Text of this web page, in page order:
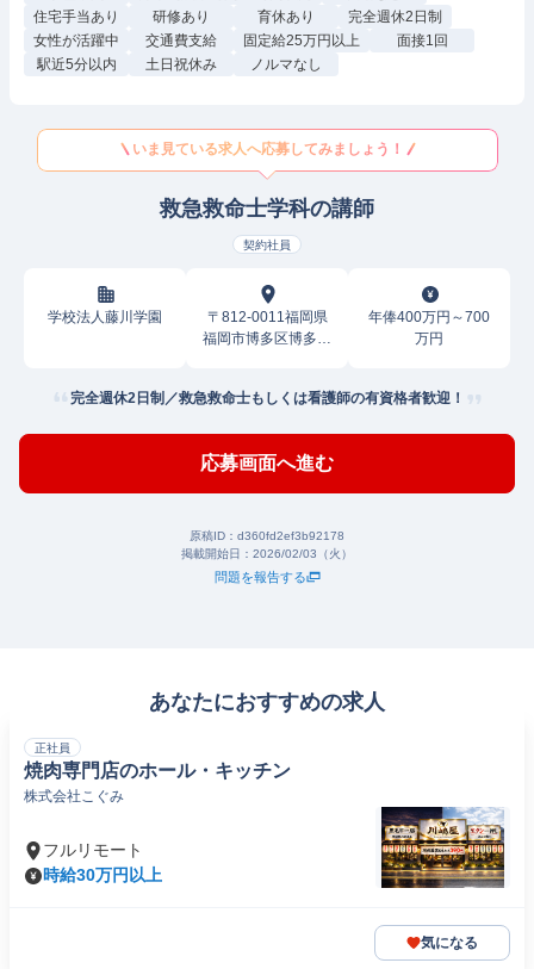
住宅手当あり
研修あり 育休あり
完全週休2日制
女性が活躍中
交通費支給 固定給25万円以上
面接1回
駅近5分以内
土日祝休み ノルマなし
いま見ている求人へ応募してみましょう！
救急救命士学科の講師
契約社員
学校法人藤川学園
〒812-0011福岡県
福岡市博多区博多駅
年俸400万円～700
万円
完全週休2日制／救急救命士もしくは看護師の有資格者歓迎！
応募画面へ進む
原稿ID： d360fd2ef3b92178
掲載開始日： 2026/02/03（火）
問題を報告する
あなたにおすすめの求人
正社員
焼肉専門店のホール・キッチン
株式会社こぐみ
フルリモート
時給30万円以上
気になる